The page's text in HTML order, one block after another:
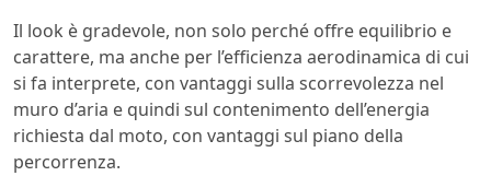
Il look è gradevole, non solo perché offre equilibrio e
carattere, ma anche per l’efficienza aerodinamica di cui
si fa interprete, con vantaggi sulla scorrevolezza nel
muro d’aria e quindi sul contenimento dell’energia
richiesta dal moto, con vantaggi sul piano della
percorrenza.